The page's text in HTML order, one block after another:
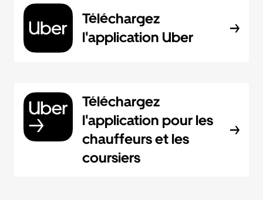
Téléchargez
l'application Uber
Téléchargez
l'application pour les
chauffeurs et les
coursiers